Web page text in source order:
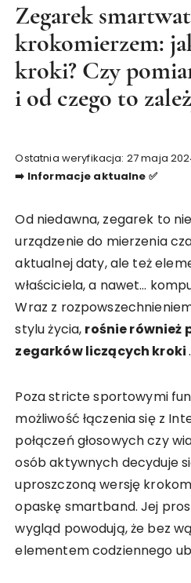
Zegarek
krokomierzem:
kroki? Czy
i od czego to
Ostatnia weryfikacja: 27 maja
➡️ Informacje aktualne ✅
Od niedawna, zegarek to
urządzenie do mierzenia
aktualnej daty, ale też
właściciela, a nawet…
Wraz z
stylu życia, rośnie również
zegarków liczących kroki.
Poza stricte sportowymi
możliwość łączenia się z
połączeń głosowych czy
osób aktywnych decyduje
uproszczoną wersję
opaskę smartband. Jej
wygląd powodują, że bez
elementem codziennego